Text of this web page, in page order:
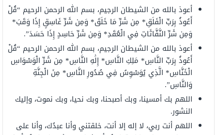
أعوذ بالله من الشيطان الرجيم، بسم الله الرحمن الرحيم “قُلْ
أَعُوذُ بِرَبِّ الْفَلَقِ* مِن شَرِّ مَا خَلَقَ* وَمِن شَرِّ غَاسِقٍ إِذَا وَقَبَ*
وَمِن شَرِّ النَّفَّاثَاتِ فِي الْعُقَدِ* وَمِن شَرِّ حَاسِدٍ إِذَا حَسَدَ”.
أعوذ بالله من الشيطان الرجيم، بسم الله الرحمن الرحيم “قُلْ
أَعُوذُ بِرَبِّ النَّاسِ* مَلِكِ النَّاسِ* إِلَٰهِ النَّاسِ* مِن شَرِّ الْوَسْوَاسِ
الْخَنَّاسِ* الَّذِي يُوَسْوِسُ فِي صُدُورِ النَّاسِ* مِنَ الْجِنَّةِ
وَالنَّاسِ”.
اللهم بك أمسينا، وبك أصبحنا، وبك نحيا، وبك نموت، وإليك
النشور.
اللهم أنت ربي، لا إله إلا أنت، خلقتني وأنا عبدُك، وأنا على